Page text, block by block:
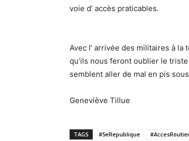
voie d’ accès praticables.
Avec l’ arrivée des militaires à
qu’ils nous feront oublier le
semblent aller de mal en pis
Geneviève Tillue
TAGS #5eRepublique